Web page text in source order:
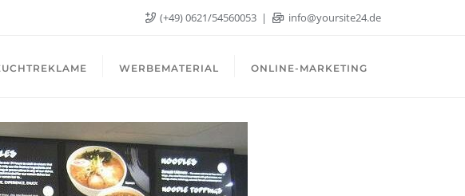
(+49) 0621/54560053 info@yoursite24.de
WERBEMATERIAL ONLINE-MARKETING